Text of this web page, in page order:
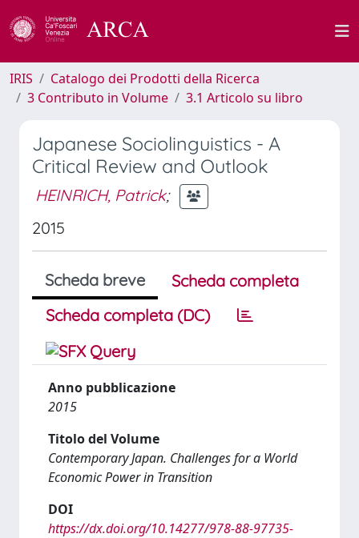
IRIS
Catalogo dei Prodotti della Ricerca
3 Contributo in Volume
3.1 Articolo su libro
Japanese Sociolinguistics - A
Critical Review and Outlook
HEINRICH, Patrick;
2015
Scheda breve
Scheda completa
Scheda completa (DC)
Anno pubblicazione
2015
Titolo del Volume
Contemporary Japan. Challenges for a World
Economic Power in Transition
DOI
https://dx.doi.org/10.14277/978-88-97735-